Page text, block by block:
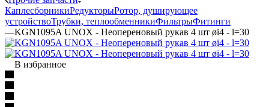
КаплесборникиРедукторыРотор, душирующее
устройствоТрубки, теплообменникиФильтрыФитинги
—KGN1095A UNOX - Неопереновый рукав 4 шт øi4 - l=30
В избранное